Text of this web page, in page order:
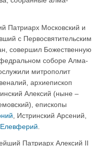
Патриарх Московский и
с Первосвятительским
совершил Божественную
соборе Алма-
митрополит
архиепископ
Алексий (ныне –
епископы
, Истринский Арсений,
Елевферий.
Патриарх Алексий II